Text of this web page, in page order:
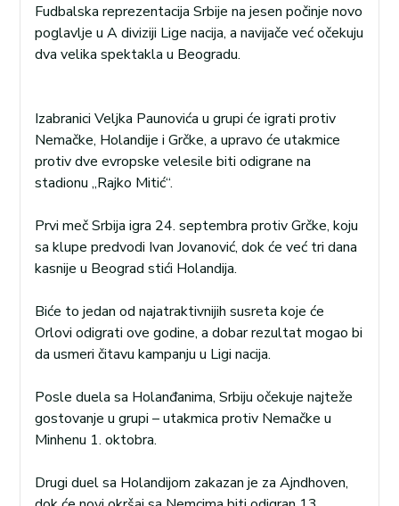
Fudbalska reprezentacija Srbije na jesen počinje novo
poglavlje u A diviziji Lige nacija, a navijače već očekuju
dva velika spektakla u Beogradu.
Izabranici Veljka Paunovića u grupi će igrati protiv
Nemačke, Holandije i Grčke, a upravo će utakmice
protiv dve evropske velesile biti odigrane na
stadionu „Rajko Mitić“.
Prvi meč Srbija igra 24. septembra protiv Grčke, koju
sa klupe predvodi Ivan Jovanović, dok će već tri dana
kasnije u Beograd stići Holandija.
Biće to jedan od najatraktivnijih susreta koje će
Orlovi odigrati ove godine, a dobar rezultat mogao bi
da usmeri čitavu kampanju u Ligi nacija.
Posle duela sa Holanđanima, Srbiju očekuje najteže
gostovanje u grupi – utakmica protiv Nemačke u
Minhenu 1. oktobra.
Drugi duel sa Holandijom zakazan je za Ajndhoven,